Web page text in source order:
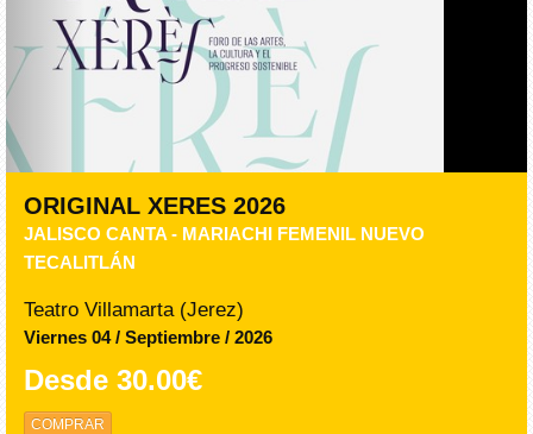
ORIGINAL XERES 2026
JALISCO CANTA - MARIACHI FEMENIL NUEVO
TECALITLÁN
Teatro Villamarta (Jerez)
Viernes 04 / Septiembre / 2026
Desde 30.00€
COMPRAR